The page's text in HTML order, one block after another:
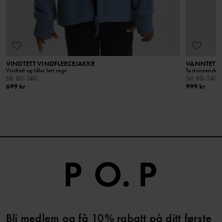
I vår vaskeguide finner du informasjon om hvordan du vasker og
tar vare på plaggene dine på best mulig måte.
LES MER
VINDTETT VINDFLEECEJAKKE
Vindtett og tåler lett regn
Stl : 80-140
699 kr
VANNTETT
Testvinnende
Stl : 80-140
999 kr
Bli medlem og få 10% rabatt på ditt første